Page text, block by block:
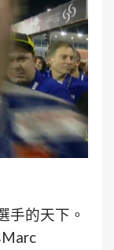
手的天下。